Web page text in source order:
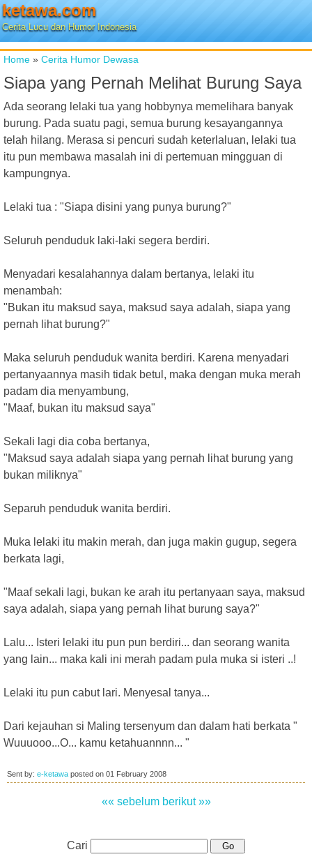
ketawa.com
Cerita Lucu dan Humor Indonesia
Home » Cerita Humor Dewasa
Siapa yang Pernah Melihat Burung Saya
Ada seorang lelaki tua yang hobbynya memelihara banyak
burung. Pada suatu pagi, semua burung kesayangannya
telah hilang. Merasa si pencuri sudah keterlaluan, lelaki tua
itu pun membawa masalah ini di pertemuan mingguan di
kampungnya.
Lelaki tua : "Siapa disini yang punya burung?"
Seluruh penduduk laki-laki segera berdiri.
Menyadari kesalahannya dalam bertanya, lelaki itu
menambah:
"Bukan itu maksud saya, maksud saya adalah, siapa yang
pernah lihat burung?"
Maka seluruh penduduk wanita berdiri. Karena menyadari
pertanyaannya masih tidak betul, maka dengan muka merah
padam dia menyambung,
"Maaf, bukan itu maksud saya"
Sekali lagi dia coba bertanya,
"Maksud saya adalah siapa yang pernah lihat burung yang
bukan miliknya"
Separuh penduduk wanita berdiri.
Muka lelaki itu makin merah, dan juga makin gugup, segera
berkata lagi,
"Maaf sekali lagi, bukan ke arah itu pertanyaan saya, maksud
saya adalah, siapa yang pernah lihat burung saya?"
Lalu... Isteri lelaki itu pun pun berdiri... dan seorang wanita
yang lain... maka kali ini merah padam pula muka si isteri ..!
Lelaki itu pun cabut lari. Menyesal tanya...
Dari kejauhan si Maling tersenyum dan dalam hati berkata "
Wuuuooo...O... kamu ketahuannnn... "
Sent by: e-ketawa posted on 01 February 2008
«« sebelum berikut »»
Cari